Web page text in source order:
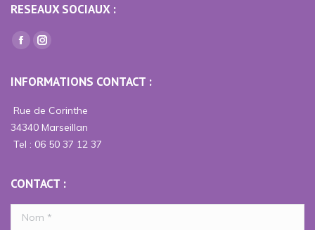
RESEAUX SOCIAUX :
Trouvez nous sur :
La
Facebook
dans
une
La
Instagram
dans
une
INFORMATIONS CONTACT :
Rue de Corinthe
34340 Marseillan
Tel : 06 50 37 12 37
CONTACT :
Nom *